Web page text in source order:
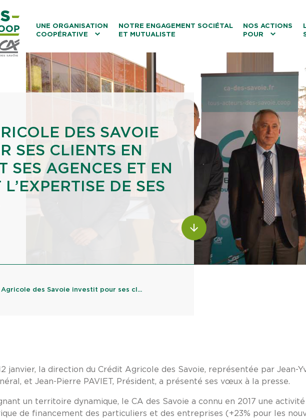
UNE ORGANISATION
COOPÉRATIVE
Caisses Locales
NOTRE ENGAGEMENT SOCIÉTAL
ET MUTUALISTE
NOS ACTIONS
POUR
Les transitions
La biodiversité
Les associations
DES SAVOIE
SES CLIENTS EN
SES AGENCES ET EN
DE SES
des Savoie investit pour ses cl...
janvier, la direction du Crédit Agricole des Savoie, représentée par Jean-
et Jean-Pierre PAVIET, Président, a présenté ses vœux à la presse.
un territoire dynamique, le CA des Savoie a connu en 2017 une
de financement des particuliers et des entreprises (+23% pour les